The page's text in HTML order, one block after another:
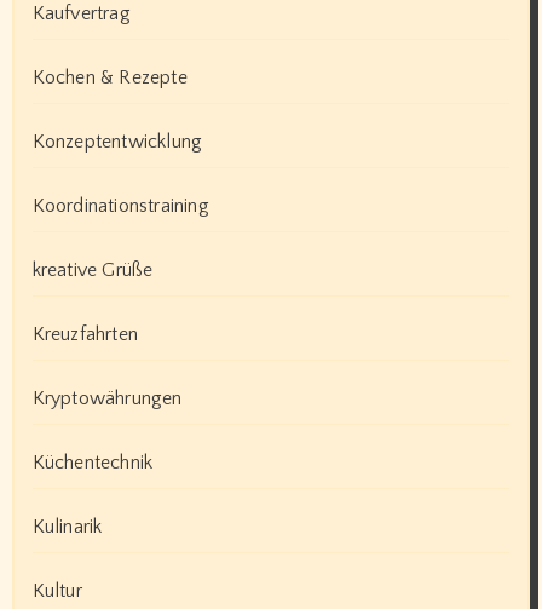
Kaufvertrag
Kochen & Rezepte
Konzeptentwicklung
Koordinationstraining
kreative Grüße
Kreuzfahrten
Kryptowährungen
Küchentechnik
Kulinarik
Kultur